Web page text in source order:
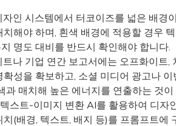
인 시스템에서 터코이즈를 넓은 배경
해야 하며, 흰색 배경에 적용할 경우
명도 대비를 반드시 확인해야 합니다.
나 기업 연간 보고서에는 오프화이트,
성을 확보하고, 소셜 미디어 광고나
과 매치해 높은 에너지를 연출하는 것이
스트-이미지 변환 AI를 활용하여 디자
(배경, 텍스트, 배지 등)를 프롬프트에